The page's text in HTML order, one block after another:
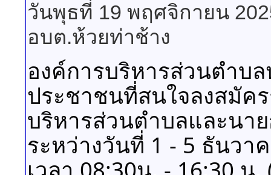
วันพุธที่ 19 พฤศจิกายน
อบต.ห้วยท่าช้าง
องค์การบริหารส่วนตำบ
ประชาชนที่สนใจลงสมัค
บริหารส่วนตำบลและนา
ระหว่างวันที่ 1 - 5 ธันวา